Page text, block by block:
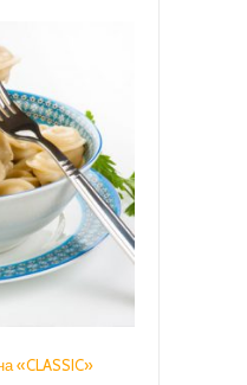
«CLASSIC»